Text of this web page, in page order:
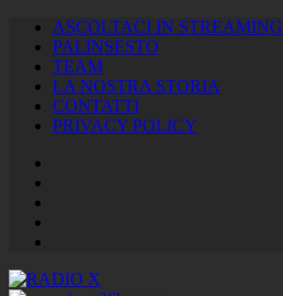
ASCOLTACI IN STREAMING
PALINSESTO
TEAM
LA NOSTRA STORIA
CONTATTI
PRIVACY POLICY